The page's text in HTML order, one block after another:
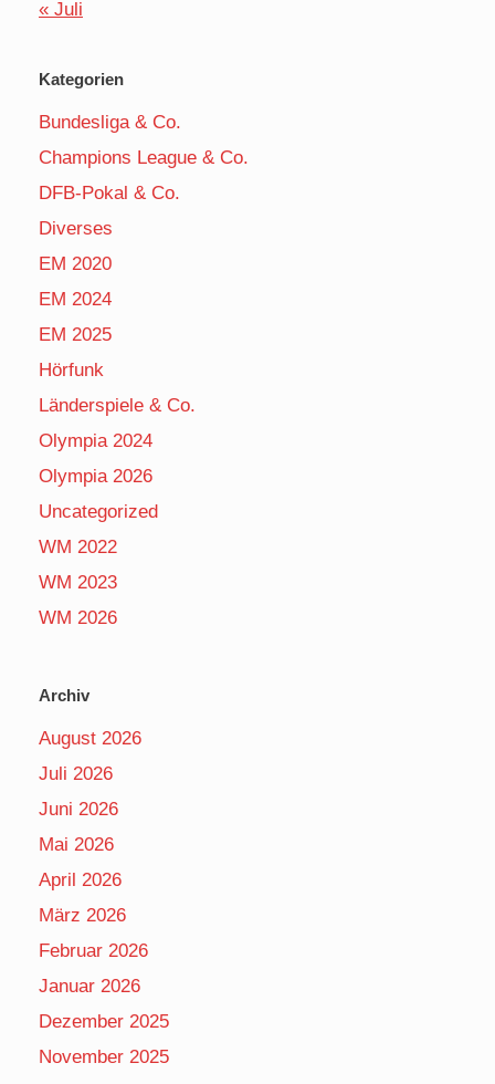
« Juli
Kategorien
Bundesliga & Co.
Champions League & Co.
DFB-Pokal & Co.
Diverses
EM 2020
EM 2024
EM 2025
Hörfunk
Länderspiele & Co.
Olympia 2024
Olympia 2026
Uncategorized
WM 2022
WM 2023
WM 2026
Archiv
August 2026
Juli 2026
Juni 2026
Mai 2026
April 2026
März 2026
Februar 2026
Januar 2026
Dezember 2025
November 2025